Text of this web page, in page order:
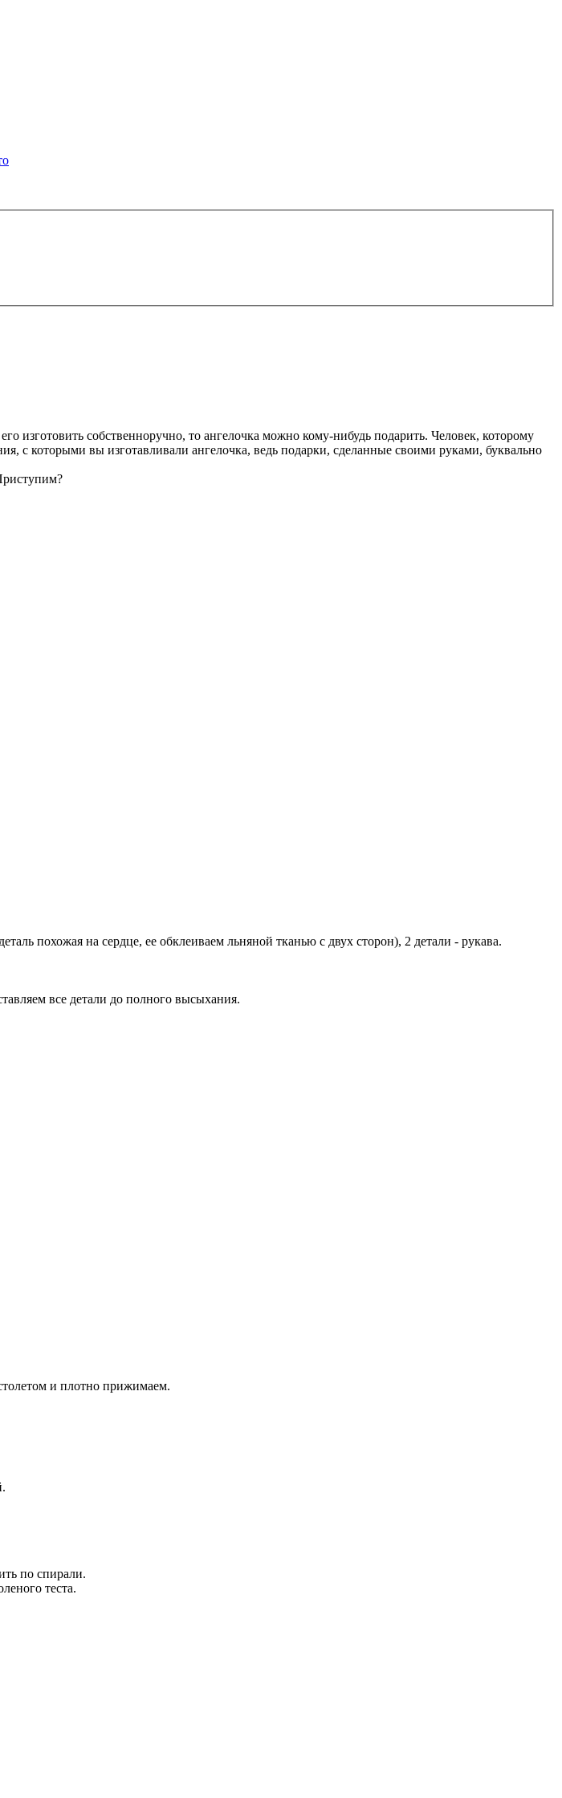
собственноручно, то ангелочка можно кому-нибудь подарить. Человек, которому
с которыми вы изготавливали ангелочка, ведь подарки, сделанные своими руками, буквально
похожая на сердце, ее обклеиваем льняной тканью с двух сторон), 2 детали - рукава.
все детали до полного высыхания.
и плотно прижимаем.
по спирали.
теста.